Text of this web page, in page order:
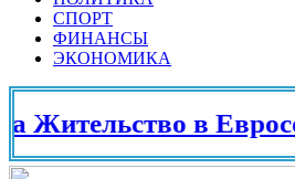
СПОРТ
ФИНАНСЫ
ЭКОНОМИКА
в Евросоюзе